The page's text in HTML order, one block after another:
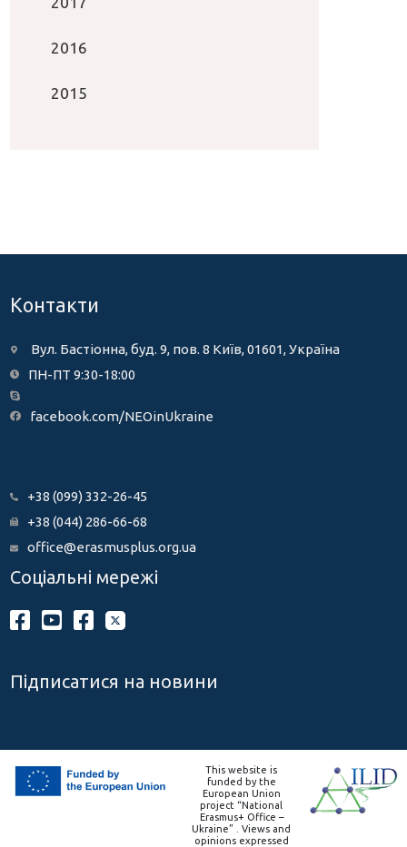
2016
2015
Контакти
Вул. Бастіонна, буд. 9, пов. 8 Київ, 01601, Україна
ПН-ПТ 9:30-18:00
facebook.com/NEOinUkraine
+38 (099) 332-26-45
+38 (044) 286-66-68
office@erasmusplus.org.ua
Соціальні мережі
Підписатися на новини
This website is
funded by the
European Union
project “National
Erasmus+ Office –
Ukraine” . Views and
opinions expressed